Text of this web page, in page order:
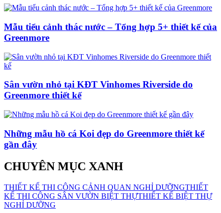
Mẫu tiểu cảnh thác nước – Tổng hợp 5+ thiết kế của
Greenmore
Sân vườn nhỏ tại KĐT Vinhomes Riverside do
Greenmore thiết kế
Những mẫu hồ cá Koi đẹp do Greenmore thiết kế
gần đây
CHUYÊN MỤC XANH
THIẾT KẾ THI CÔNG CẢNH QUAN NGHỈ DƯỠNGTHIẾT
KẾ THI CÔNG SÂN VƯỜN BIỆT THỰTHIẾT KẾ BIỆT THỰ
NGHỈ DƯỠNG